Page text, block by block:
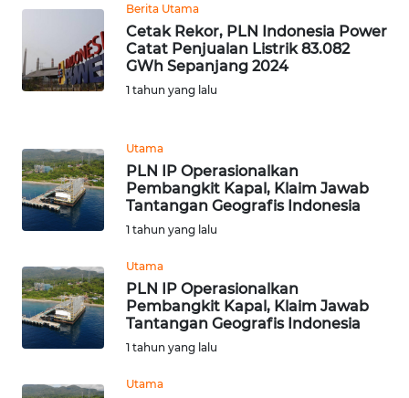
Berita Utama
Cetak Rekor, PLN Indonesia Power
Catat Penjualan Listrik 83.082
GWh Sepanjang 2024
1 tahun yang lalu
Utama
PLN IP Operasionalkan
Pembangkit Kapal, Klaim Jawab
Tantangan Geografis Indonesia
1 tahun yang lalu
Utama
PLN IP Operasionalkan
Pembangkit Kapal, Klaim Jawab
Tantangan Geografis Indonesia
1 tahun yang lalu
Utama
SIBER
KARIR
DISCLAIMER
News
Regional
WN